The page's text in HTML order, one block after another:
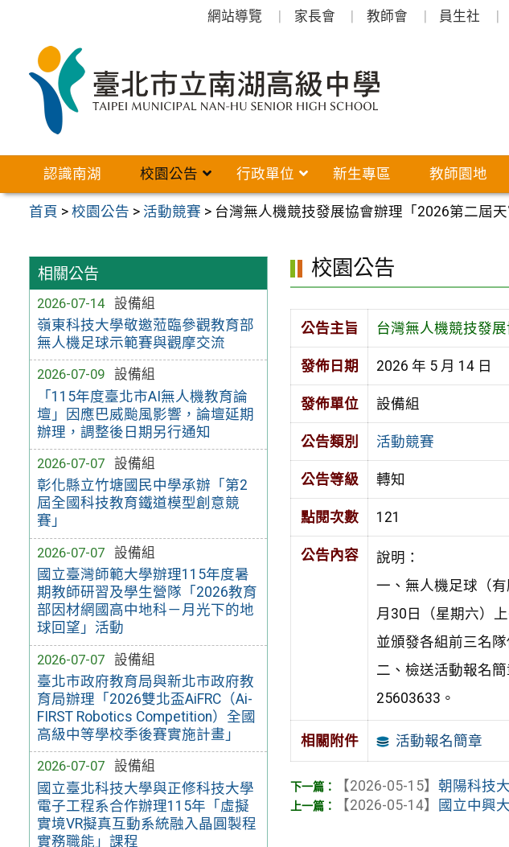
網站導覽 家長會 教師會 員生社
認識南湖 校園公告 行政單位 新生專區 教師園地
首頁 >校園公告 > 活動競賽 > 台灣無人機競技發展協會辦理「2026第二屆
相關公告
2026-07-14
設備組
嶺東科技大學敬邀蒞臨參觀教育部
無人機足球示範賽與觀摩交流
2026-07-09
設備組
「115年度臺北市AI無人機教育論
壇」因應巴威颱風影響，論壇延期
辦理，調整後日期另行通知
2026-07-07
設備組
彰化縣立竹塘國民中學承辦「第2
屆全國科技教育鐵道模型創意競
賽」
2026-07-07
設備組
國立臺灣師範大學辦理115年度暑
期教師研習及學生營隊「2026教育
部因材網國高中地科－月光下的地
球回望」活動
2026-07-07
設備組
臺北市政府教育局與新北市政府教
育局辦理「2026雙北盃AiFRC（Ai-
FIRST Robotics Competition）全國
高級中等學校季後賽實施計畫」
2026-07-07
設備組
國立臺北科技大學與正修科技大學
電子工程系合作辦理115年「虛擬
實境VR擬真互動系統融入晶圓製程
實務職能」課程
校園公告
公告主旨 台灣無人機競技發
發佈日期 2026 年 5 月 14 日
發佈單位 設備組
公告類別 活動競賽
公告等級 轉知
點閱次數 121
公告內容
說明：
一、無人機足球（
月30日（星期六）
並頒發各組前三名
二、檢送活動報名
25603633。
相關附件 活動報名簡章
【2026-05-15】朝陽科技
【2026-05-14】 國立中興